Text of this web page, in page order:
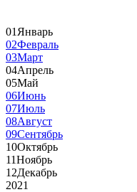
01 Январь
02Февраль
03Март
04Апрель
05Май
06Июнь
07Июль
08Август
09Сентябрь
10Октябрь
11Ноябрь
12Декабрь
2021